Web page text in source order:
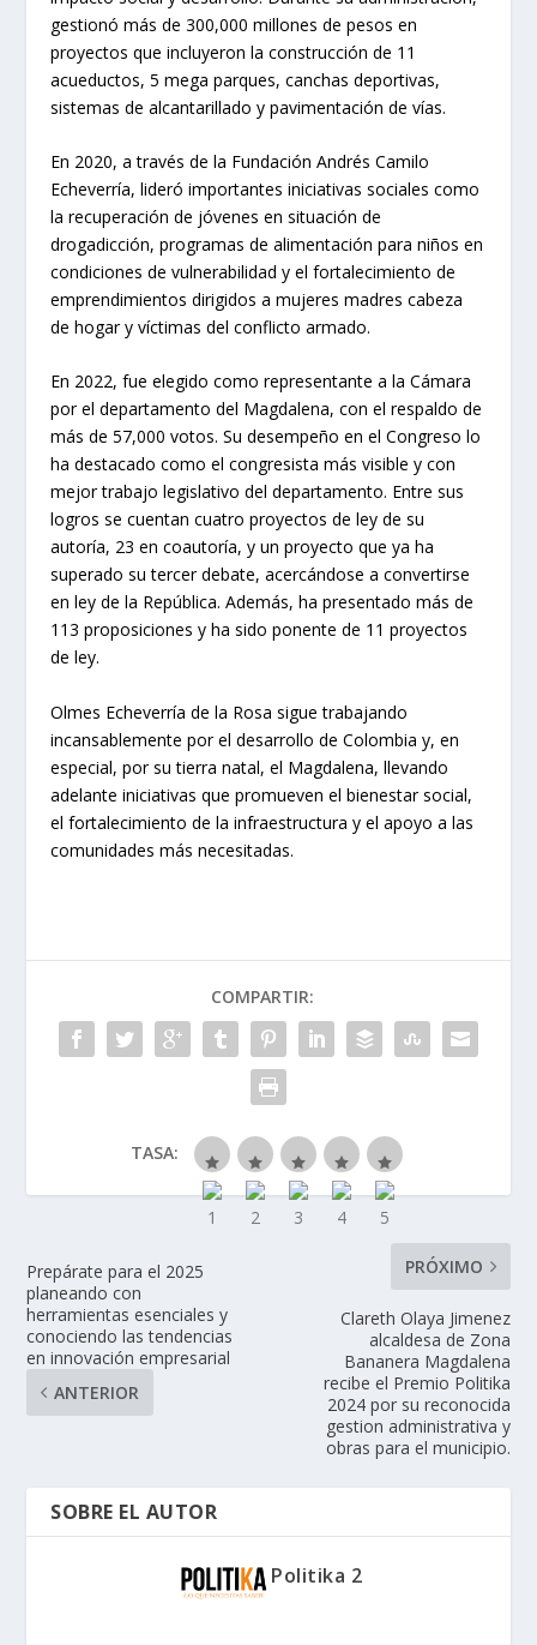
gestionó más de 300,000 millones de pesos en
proyectos que incluyeron la construcción de 11
acueductos, 5 mega parques, canchas deportivas,
sistemas de alcantarillado y pavimentación de vías.
En 2020, a través de la Fundación Andrés Camilo
Echeverría, lideró importantes iniciativas sociales como
la recuperación de jóvenes en situación de
drogadicción, programas de alimentación para niños en
condiciones de vulnerabilidad y el fortalecimiento de
emprendimientos dirigidos a mujeres madres cabeza
de hogar y víctimas del conflicto armado.
En 2022, fue elegido como representante a la Cámara
por el departamento del Magdalena, con el respaldo de
más de 57,000 votos. Su desempeño en el Congreso lo
ha destacado como el congresista más visible y con
mejor trabajo legislativo del departamento. Entre sus
logros se cuentan cuatro proyectos de ley de su
autoría, 23 en coautoría, y un proyecto que ya ha
superado su tercer debate, acercándose a convertirse
en ley de la República. Además, ha presentado más de
113 proposiciones y ha sido ponente de 11 proyectos
de ley.
Olmes Echeverría de la Rosa sigue trabajando
incansablemente por el desarrollo de Colombia y, en
especial, por su tierra natal, el Magdalena, llevando
adelante iniciativas que promueven el bienestar social,
el fortalecimiento de la infraestructura y el apoyo a las
comunidades más necesitadas.
COMPARTIR:
TASA:
Prepárate para el 2025
planeando con
herramientas esenciales y
conociendo las tendencias
en innovación empresarial
ANTERIOR
PRÓXIMO
Clareth Olaya Jimenez
alcaldesa de Zona
Bananera Magdalena
recibe el Premio Politika
2024 por su reconocida
gestion administrativa y
obras para el municipio.
SOBRE EL AUTOR
Politika 2